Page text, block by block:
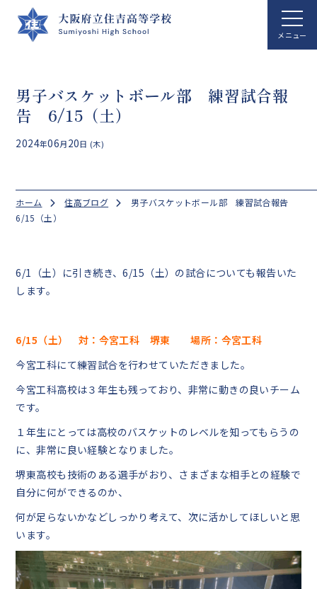
ホーム
学校案内
学校生活
国際文化科
クラブ活動
中学生の皆様へ
在校生・保護者の皆様へ
男子バスケットボール部 練習試合報
告 6/15（土）
2024年06月20日 (木)
ホーム 住高ブログ
男子バスケットボール部 練習試合報告
6/15（土）
6/1（土）に引き続き、6/15（土）の試合についても報告いた
します。
6/15（土） 対：今宮工科 堺東 場所：今宮工科
今宮工科にて練習試合を行わせていただきました。
今宮工科高校は３年生も残っており、非常に動きの良いチーム
です。
１年生にとっては高校のバスケットのレベルを知ってもらうの
に、非常に良い経験となりました。
堺東高校も技術のある選手がおり、さまざまな相手との経験で
自分に何ができるのか、
何が足らないかなどしっかり考えて、次に活かしてほしいと思
います。